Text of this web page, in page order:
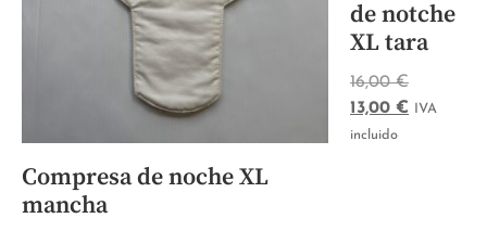
Compresa de noche XL
mancha
de notche
XL tara
16,00€
13,00 €
IVA
incluido